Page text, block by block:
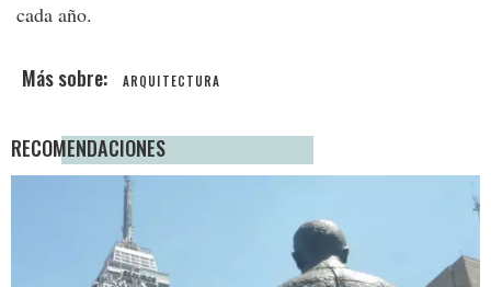
cada año.
ARQUITECTURA
RECOMENDACIONES